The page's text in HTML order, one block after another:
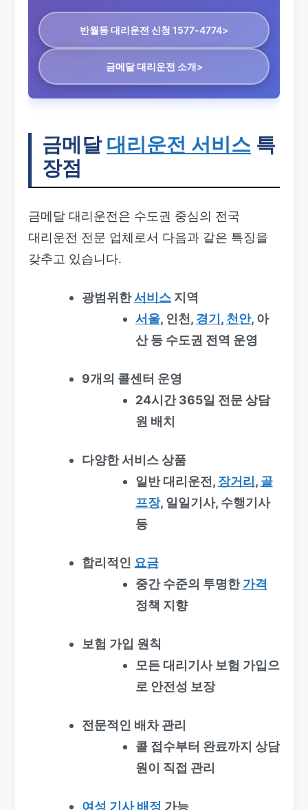
반월동 대리운전 신청 1577-4774>
금메달 대리운전 소개>
금메달 대리운전 서비스 특
장점
금메달 대리운전은 수도권 중심의 전국
대리운전 전문 업체로서 다음과 같은 특징을
갖추고 있습니다.
광범위한서비스지역
서울, 인천, 경기, 천안, 아
산 등 수도권 전역 운영
9개의 콜센터 운영
24시간 365일 전문 상담
원 배치
다양한 서비스 상품
일반 대리운전, 장거리, 골
프장, 일일기사, 수행기사
등
합리적인 요금
중간 수준의 투명한가격
정책 지향
보험 가입 원칙
모든 대리기사 보험 가입으
로 안전성 보장
전문적인 배차 관리
콜 접수부터 완료까지 상담
원이 직접 관리
여성 기사 배정 가능